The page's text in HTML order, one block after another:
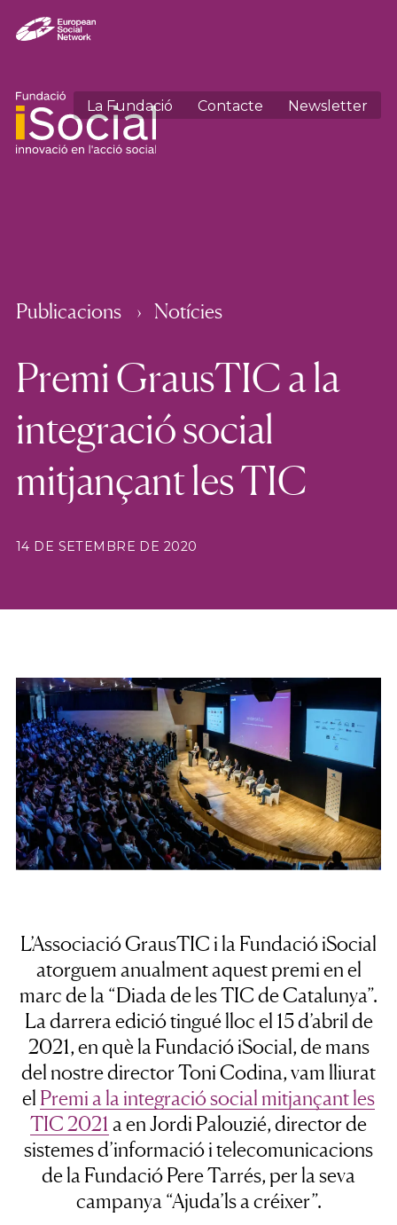
La Fundació Contacte Newsletter
Publicacions Notícies
Premi GrausTIC a la
integració social
mitjançant les TIC
14 DE SETEMBRE DE 2020
L’Associació GrausTIC i la Fundació iSocial
atorguem anualment aquest premi en el
marc de la “Diada de les TIC de Catalunya”.
La darrera edició tingué lloc el 15 d’abril de
2021, en què la Fundació iSocial, de mans
del nostre director Toni Codina, vam lliurat
el Premi a la integració social mitjançant les
TIC 2021 a en Jordi Palouzié, director de
sistemes d’informació i telecomunicacions
de la Fundació Pere Tarrés, per la seva
campanya “Ajuda’ls a créixer”.